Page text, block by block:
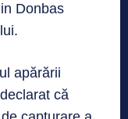
Donbas
apărării
că